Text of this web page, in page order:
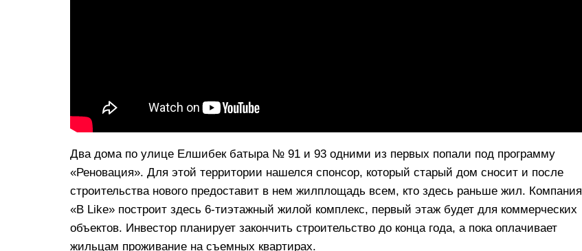
Два дома по улице Елшибек батыра № 91 и 93 одними из первых попали под программу
«Реновация». Для этой территории нашелся спонсор, который старый дом сносит и после
строительства нового предоставит в нем жилплощадь всем, кто здесь раньше жил. Компания
«B Like» построит здесь 6-тиэтажный жилой комплекс, первый этаж будет для коммерческих
объектов. Инвестор планирует закончить строительство до конца года, а пока оплачивает
жильцам проживание на съемных квартирах.